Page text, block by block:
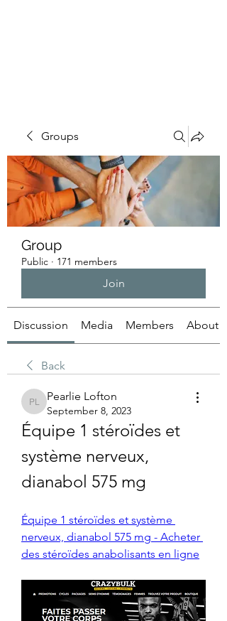
Groups
Group
Public · 171 members
Join
Discussion Media Members About
Back
Pearlie Lofton
Pearlie Lofton
September 8, 2023
Équipe 1 stéroïdes et
système nerveux,
dianabol 575 mg
Équipe 1 stéroïdes et système
nerveux, dianabol 575 mg - Acheter
des stéroïdes anabolisants en ligne